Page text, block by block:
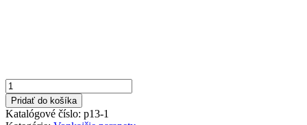
množstvo
Hnedá
150x1200mm
Vonkajší
Pridať do košíka
Katalógové číslo: p13-1